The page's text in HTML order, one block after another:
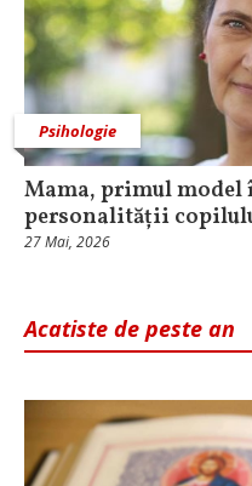
Psihologie
Mama, primul model
personalității
27 Mai, 2026
Acatiste de peste an